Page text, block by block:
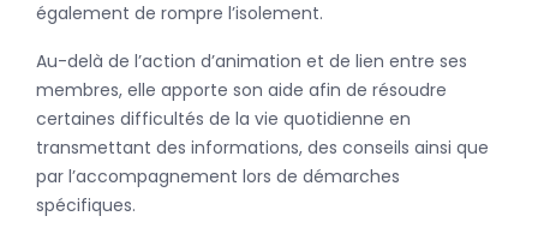
également de rompre l’isolement.
Au-delà de l’action d’animation et de lien entre ses
membres, elle apporte son aide afin de résoudre
certaines difficultés de la vie quotidienne en
transmettant des informations, des conseils ainsi que
par l’accompagnement lors de démarches
spécifiques.